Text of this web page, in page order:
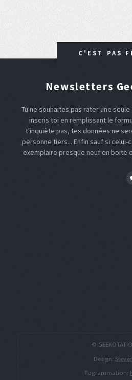
C'EST PAS
Newsletters
Tu ne souhaites pas rater une
inscris toi en remplissant le
t'inquiète pas, tes données ne
personne tiers... Enfin sauf si celui-
exemplaire presque neuf en boite
©
Design:
Pogrammation: